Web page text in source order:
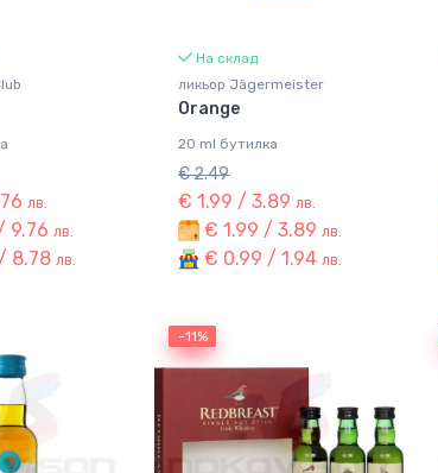
лв.
9.76 лв.
8.78 лв.
На склад
ликьор Jägermeister
Orange
20 ml бутилка
€ 2.49
€ 1.99 / 3.89 лв.
€ 1.99 / 3.89 лв.
€ 0.99 / 1.94 лв.
-11%
-11%